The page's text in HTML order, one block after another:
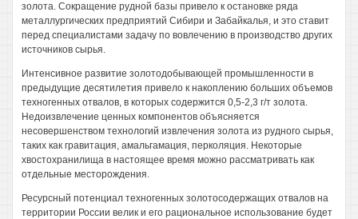
золота. Сокращение рудной базы привело к остановке ряда
металлургических предприятий Сибири и Забайкалья, и это ставит
перед специалистами задачу по вовлечению в производство других
источников сырья.
Интенсивное развитие золотодобывающей промышленности в
предыдущие десятилетия привело к накоплению больших объемов
техногенных отвалов, в которых содержится 0,5-2,3 г/т золота.
Недоизвлечение ценных компонентов объясняется
несовершенством технологий извлечения золота из рудного сырья,
таких как гравитация, амальгамация, перколяция. Некоторые
хвостохранилища в настоящее время можно рассматривать как
отдельные месторождения.
Ресурсный потенциал техногенных золотосодержащих отвалов на
территории России велик и его рациональное использование будет